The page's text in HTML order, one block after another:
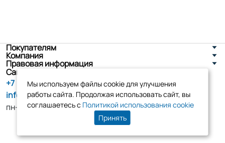
Покупателям
Компания
Правовая информация
Санкт-Петербург, ул. Новоселов д. 8
+7 (800) 555-86-90
info@tk-elko.ru
пн-пт, 10:00 - 18:00
Мы используем файлы cookie для улучшения
работы сайта. Продолжая использовать сайт, вы
соглашаетесь с Политикой использования cookie
Принять